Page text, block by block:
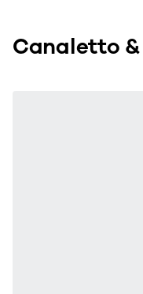
Canaletto